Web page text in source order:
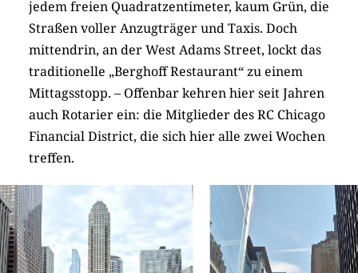
jedem freien Quadratzentimeter, kaum Grün, die
Straßen voller Anzugträger und Taxis. Doch
mittendrin, an der West Adams Street, lockt das
traditionelle „Berghoff Restaurant“ zu einem
Mittagsstopp. – Offenbar kehren hier seit Jahren
auch Rotarier ein: die Mitglieder des RC Chicago
Financial District, die sich hier alle zwei Wochen
treffen.